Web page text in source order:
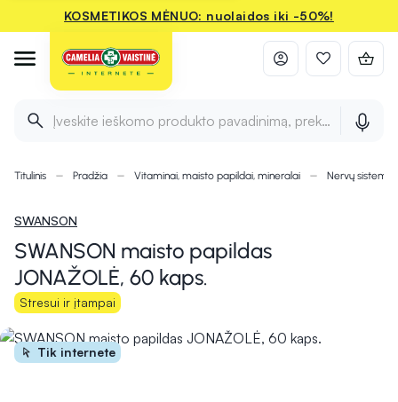
KOSMETIKOS MĖNUO: nuolaidos iki -50%!
Įveskite ieškomo produkto pavadinimą, prekės ženklą ir
Titulinis Pradžia Vitaminai, maisto papildai, mineralai Nervų sistemai
SWANSON
SWANSON maisto papildas
JONAŽOLĖ, 60 kaps.
Stresui ir įtampai
Tik internete